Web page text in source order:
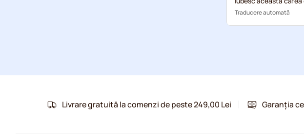
Traducere automată
Livrare gratuită la comenzi de peste 249,00 Lei Garanția